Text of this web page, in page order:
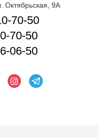
Октябрьская, 9А
70-50
70-50
06-50